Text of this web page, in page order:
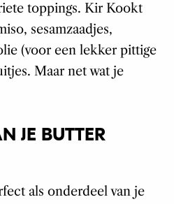
toppings. Kir Kookt
sesamzaadjes,
(voor een lekker pittige
Maar net wat je
JE BUTTER
als onderdeel van je